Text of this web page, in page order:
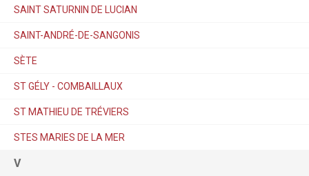
SAINT SATURNIN DE LUCIAN
SAINT-ANDRÉ-DE-SANGONIS
SÈTE
ST GÉLY - COMBAILLAUX
ST MATHIEU DE TRÉVIERS
STES MARIES DE LA MER
V